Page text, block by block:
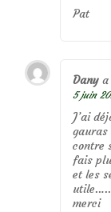
Pat
Dany
5 juin
J’ai
contre
fais
et les
merci